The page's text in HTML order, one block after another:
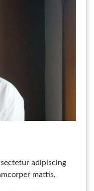
adipiscing
mattis,